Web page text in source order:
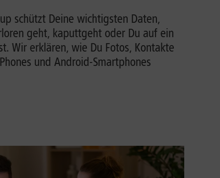
schützt Deine wichtigsten Daten,
geht, kaputtgeht oder Du auf ein
Wir erklären, wie Du Fotos, Kontakte
und Android-Smartphones